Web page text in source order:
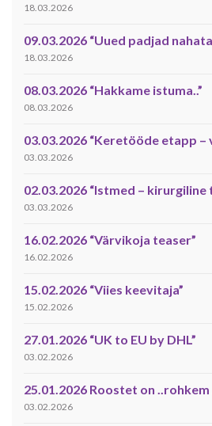
18.03.2026
09.03.2026 “Uued padjad
18.03.2026
08.03.2026 “Hakkame istuma..”
08.03.2026
03.03.2026 “Keretööde etapp –
03.03.2026
02.03.2026 “Istmed – kirurgiline
03.03.2026
16.02.2026 “Värvikoja teaser”
16.02.2026
15.02.2026 “Viies keevitaja”
15.02.2026
27.01.2026 “UK to EU by DHL”
03.02.2026
25.01.2026 Roostet on
03.02.2026